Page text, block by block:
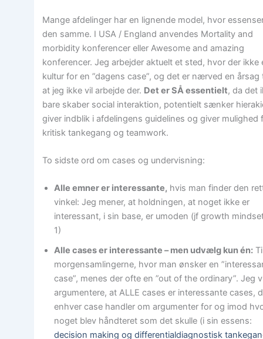
Mange afdelinger har en lignende model, hvor
den samme. I USA / England anvendes Mortality and
morbidity konferencer eller Awesome and amazing
konferencer. Jeg arbejder aktuelt et sted, hvor der ikke
kultur for en ”dagens case”, og det er nærved en årsag
at jeg ikke vil arbejde der. Det er SÅ essentielt, da det
bare skaber social interaktion, potentielt sænker
giver indblik i afdelingens guidelines og giver mulighed
kritisk tankegang og teamwork.
To sidste ord om cases og undervisning:
Alle emner er interessante, hvis man finder den
vinkel: Jeg mener, at holdningen, at noget ikke er
interessant, i sin base, er umoden (jf growth
1)
Alle cases er interessante – men udvælg kun én:
morgensamlingerne, hvor man ønsker en
case”, menes der ofte en ”out of the ordinary”. Jeg
argumentere, at ALLE cases er interessante cases,
enhver case handler om argumenter for og imod
noget blev håndteret som det skulle (i sin essens:
decision making og differentialdiagnostisk